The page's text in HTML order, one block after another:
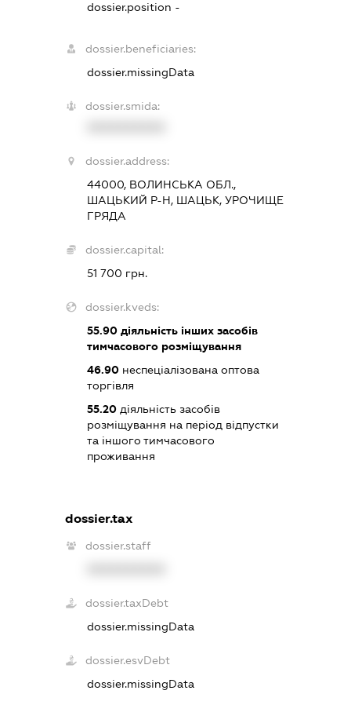
dossier.position -
dossier.beneficiaries:
dossier.missingData
dossier.smida:
dossier.address:
44000, ВОЛИНСЬКА ОБЛ.,
ШАЦЬКИЙ Р-Н, ШАЦЬК, УРОЧИЩЕ
ГРЯДА
dossier.capital:
51 700 грн.
dossier.kveds:
55.90 діяльність інших засобів
тимчасового розміщування
46.90 неспеціалізована оптова
торгівля
55.20 діяльність засобів
розміщування на період відпустки
та іншого тимчасового
проживання
dossier.tax
dossier.staff
dossier.taxDebt
dossier.missingData
dossier.esvDebt
dossier.missingData